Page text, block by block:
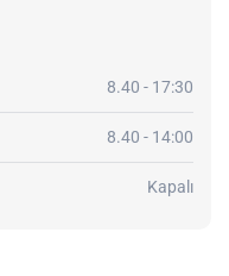
8.40 - 17:30
8.40 - 14:00
Kapalı